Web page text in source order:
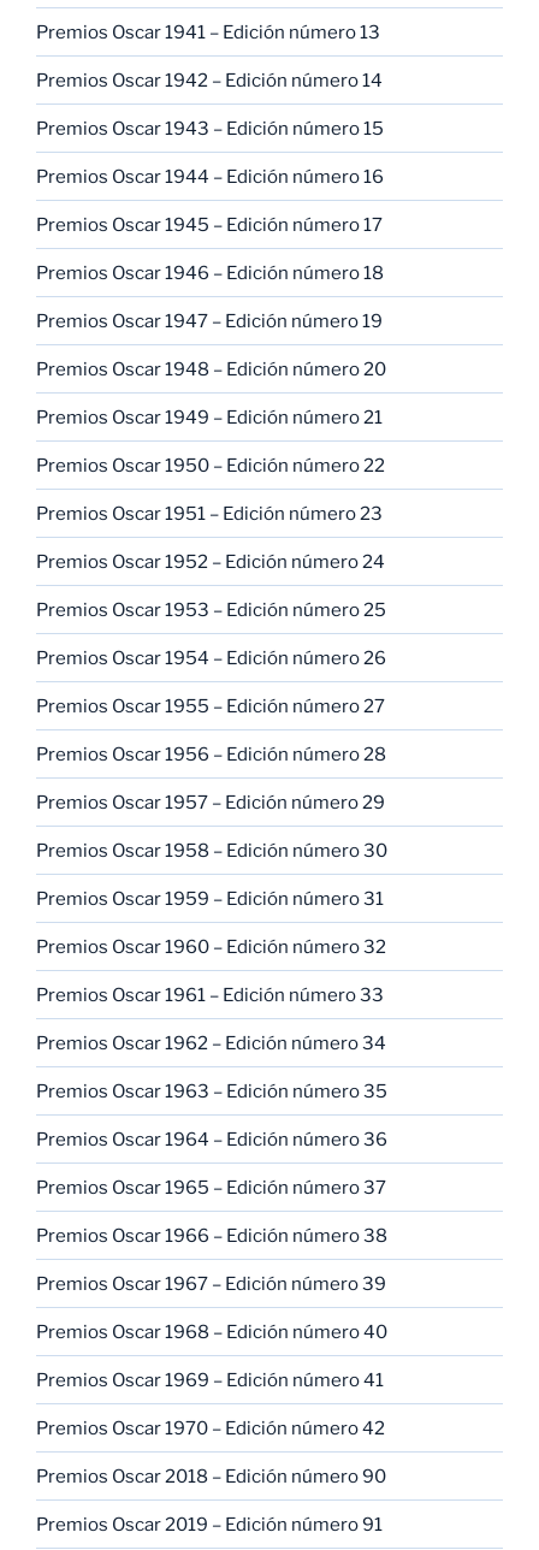
Premios Oscar 1941 – Edición número 13
Premios Oscar 1942 – Edición número 14
Premios Oscar 1943 – Edición número 15
Premios Oscar 1944 – Edición número 16
Premios Oscar 1945 – Edición número 17
Premios Oscar 1946 – Edición número 18
Premios Oscar 1947 – Edición número 19
Premios Oscar 1948 – Edición número 20
Premios Oscar 1949 – Edición número 21
Premios Oscar 1950 – Edición número 22
Premios Oscar 1951 – Edición número 23
Premios Oscar 1952 – Edición número 24
Premios Oscar 1953 – Edición número 25
Premios Oscar 1954 – Edición número 26
Premios Oscar 1955 – Edición número 27
Premios Oscar 1956 – Edición número 28
Premios Oscar 1957 – Edición número 29
Premios Oscar 1958 – Edición número 30
Premios Oscar 1959 – Edición número 31
Premios Oscar 1960 – Edición número 32
Premios Oscar 1961 – Edición número 33
Premios Oscar 1962 – Edición número 34
Premios Oscar 1963 – Edición número 35
Premios Oscar 1964 – Edición número 36
Premios Oscar 1965 – Edición número 37
Premios Oscar 1966 – Edición número 38
Premios Oscar 1967 – Edición número 39
Premios Oscar 1968 – Edición número 40
Premios Oscar 1969 – Edición número 41
Premios Oscar 1970 – Edición número 42
Premios Oscar 2018 – Edición número 90
Premios Oscar 2019 – Edición número 91